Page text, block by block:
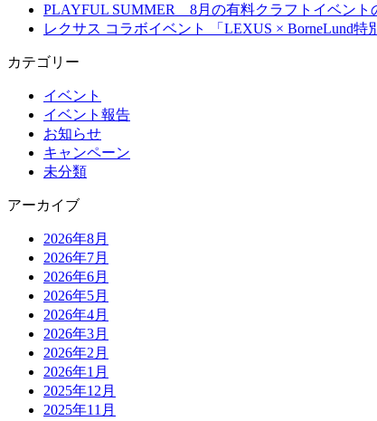
PLAYFUL SUMMER 8月の有料クラフトイベン
レクサス コラボイベント 「LEXUS × BorneLund
カテゴリー
イベント
イベント報告
お知らせ
キャンペーン
未分類
アーカイブ
2026年8月
2026年7月
2026年6月
2026年5月
2026年4月
2026年3月
2026年2月
2026年1月
2025年12月
2025年11月